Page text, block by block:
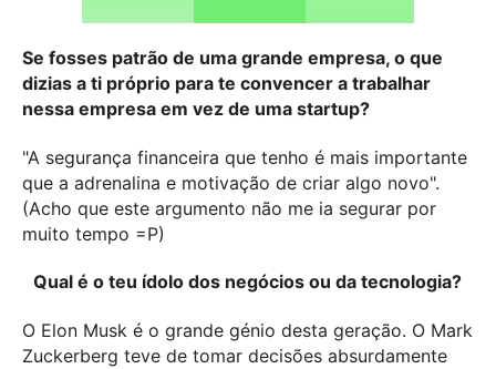
Se fosses patrão de uma grande empresa, o que
dizias a ti próprio para te convencer a trabalhar
nessa empresa em vez de uma startup?
"A segurança financeira que tenho é mais importante
que a adrenalina e motivação de criar algo novo".
(Acho que este argumento não me ia segurar por
muito tempo =P)
Qual é o teu ídolo dos negócios ou da tecnologia?
O Elon Musk é o grande génio desta geração. O Mark
Zuckerberg teve de tomar decisões absurdamente